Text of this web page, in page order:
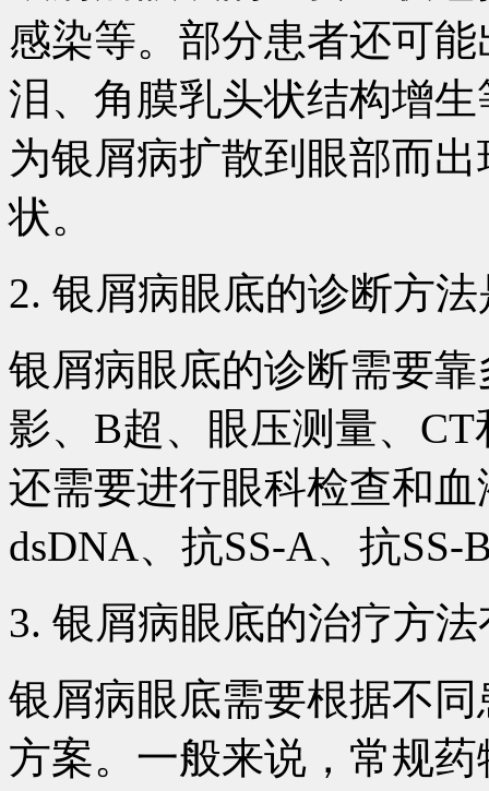
感染等。部分患者还可
泪、角膜乳头状结构增
为银屑病扩散到眼部而
状。
2. 银屑病眼底的诊断方
银屑病眼底的诊断需要
影、B超、眼压测量、
还需要进行眼科检查和
dsDNA、抗SS-A、抗
3. 银屑病眼底的治疗方
银屑病眼底需要根据不
方案。一般来说，常规